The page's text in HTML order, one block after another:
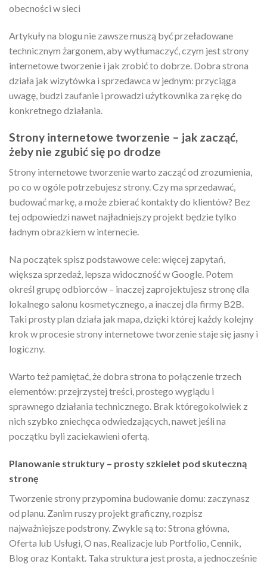
obecności w sieci
Artykuły na blogu nie zawsze muszą być przeładowane
technicznym żargonem, aby wytłumaczyć, czym jest strony
internetowe tworzenie i jak zrobić to dobrze. Dobra strona
działa jak wizytówka i sprzedawca w jednym: przyciąga
uwagę, budzi zaufanie i prowadzi użytkownika za rękę do
konkretnego działania.
Strony internetowe tworzenie – jak zacząć,
żeby nie zgubić się po drodze
Strony internetowe tworzenie warto zacząć od zrozumienia,
po co w ogóle potrzebujesz strony. Czy ma sprzedawać,
budować markę, a może zbierać kontakty do klientów? Bez
tej odpowiedzi nawet najładniejszy projekt będzie tylko
ładnym obrazkiem w internecie.
Na początek spisz podstawowe cele: więcej zapytań,
większa sprzedaż, lepsza widoczność w Google. Potem
określ grupę odbiorców – inaczej zaprojektujesz stronę dla
lokalnego salonu kosmetycznego, a inaczej dla firmy B2B.
Taki prosty plan działa jak mapa, dzięki której każdy kolejny
krok w procesie strony internetowe tworzenie staje się jasny i
logiczny.
Warto też pamiętać, że dobra strona to połączenie trzech
elementów: przejrzystej treści, prostego wyglądu i
sprawnego działania technicznego. Brak któregokolwiek z
nich szybko zniechęca odwiedzających, nawet jeśli na
początku byli zaciekawieni ofertą.
Planowanie struktury – prosty szkielet pod skuteczną
stronę
Tworzenie strony przypomina budowanie domu: zaczynasz
od planu. Zanim ruszy projekt graficzny, rozpisz
najważniejsze podstrony. Zwykle są to: Strona główna,
Oferta lub Usługi, O nas, Realizacje lub Portfolio, Cennik,
Blog oraz Kontakt. Taka struktura jest prosta, a jednocześnie